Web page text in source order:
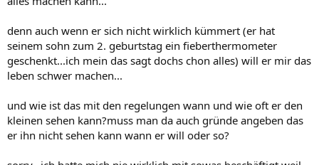
denn auch wenn er sich nicht wirklich kümmert (er hat
seinem sohn zum 2. geburtstag ein fieberthermometer
geschenkt...ich mein das sagt dochs chon alles) will er mir das
leben schwer machen...
und wie ist das mit den regelungen wann und wie oft er den
kleinen sehen kann?muss man da auch gründe angeben das
er ihn nicht sehen kann wann er will oder so?